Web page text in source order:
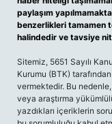
paylaşım
benzerlikleri tamamen
halindedir ve tavsiye
Sitemiz, 5651 Sayılı
Kurumu (BTK)
vermektedir. Bu
veya araştırma
yazdıkları içeriklerin